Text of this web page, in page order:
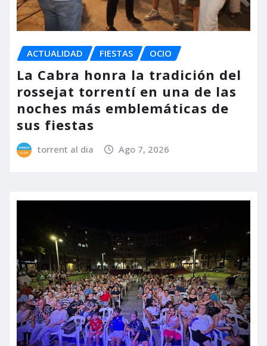
ACTUALIDAD FIESTAS OCIO
La Cabra honra la tradición del
rossejat torrentí en una de las
noches más emblemáticas de
sus fiestas
torrent al dia Ago 7, 2026